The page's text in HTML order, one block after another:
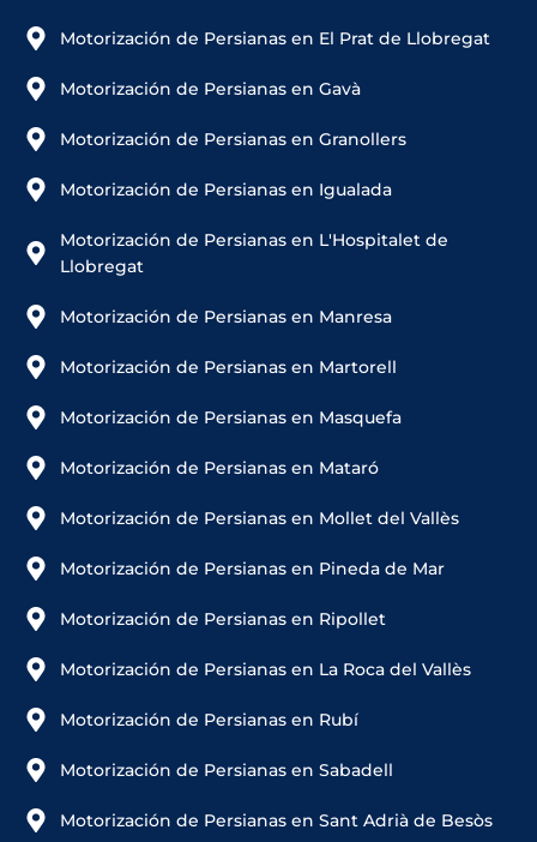
Motorización de Persianas en El Prat de Llobregat
Motorización de Persianas en Gavà
Motorización de Persianas en Granollers
Motorización de Persianas en Igualada
Motorización de Persianas en L'Hospitalet de
Llobregat
Motorización de Persianas en Manresa
Motorización de Persianas en Martorell
Motorización de Persianas en Masquefa
Motorización de Persianas en Mataró
Motorización de Persianas en Mollet del Vallès
Motorización de Persianas en Pineda de Mar
Motorización de Persianas en Ripollet
Motorización de Persianas en La Roca del Vallès
Motorización de Persianas en Rubí
Motorización de Persianas en Sabadell
Motorización de Persianas en Sant Adrià de Besòs